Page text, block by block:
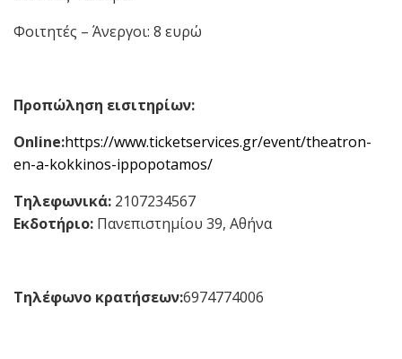
Φοιτητές – Άνεργοι: 8 ευρώ
Προπώληση εισιτηρίων:
Online:https://www.ticketservices.gr/event/theatron-
en-a-kokkinos-ippopotamos/
Τηλεφωνικά: 2107234567
Εκδοτήριο: Πανεπιστημίου 39, Αθήνα
Τηλέφωνο κρατήσεων:6974774006